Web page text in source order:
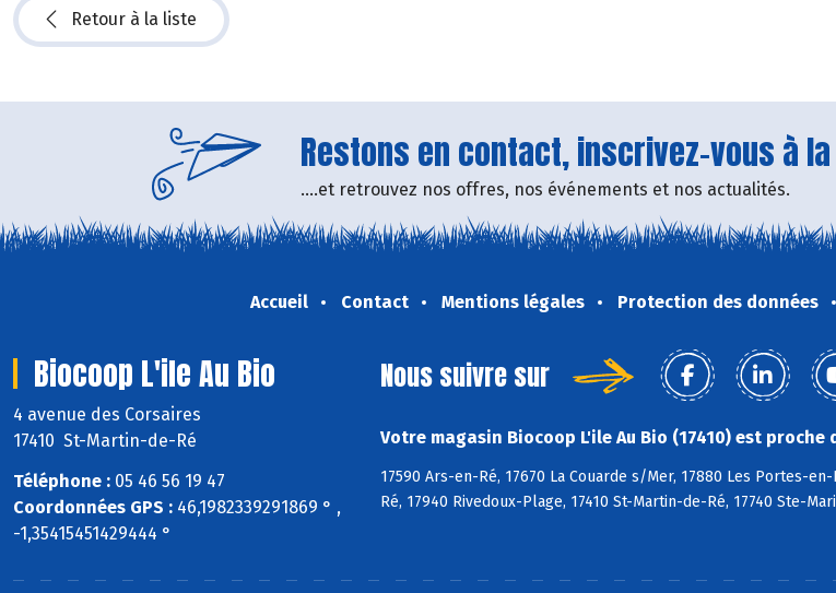
Retour à la liste
Restons en contact, inscrivez-vous à
....et retrouvez nos offres, nos événements et nos actualités.
Accueil Contact Mentions légales Protection des données
Biocoop L'ile Au Bio
4 avenue des Corsaires
17410 St-Martin-de-Ré
Téléphone : 05 46 56 19 47
Coordonnées GPS : 46,1982339291869 ° ,
-1,35415451429444 °
Nous suivre sur
Votre magasin Biocoop L'ile Au Bio (17410) est proche
17590 Ars-en-Ré, 17670 La Couarde s/Mer, 17880 Les Portes-
Ré, 17940 Rivedoux-Plage, 17410 St-Martin-de-Ré, 17740 Ste-